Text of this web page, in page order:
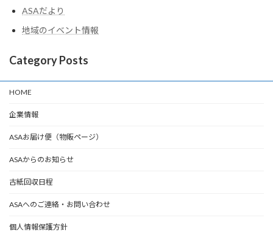
ASAだより
地域のイベント情報
Category Posts
HOME
企業情報
ASAお届け便（物販ページ）
ASAからのお知らせ
古紙回収日程
ASAへのご連絡・お問い合わせ
個人情報保護方針